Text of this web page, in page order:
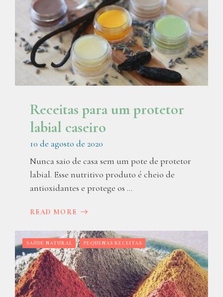
Receitas para um protetor
labial caseiro
10 de agosto de 2020
Nunca saio de casa sem um pote de protetor
labial. Esse nutritivo produto é cheio de
antioxidantes e protege os ...
READ MORE
SAÚDE NATURAL PEQUENAS RECEITAS